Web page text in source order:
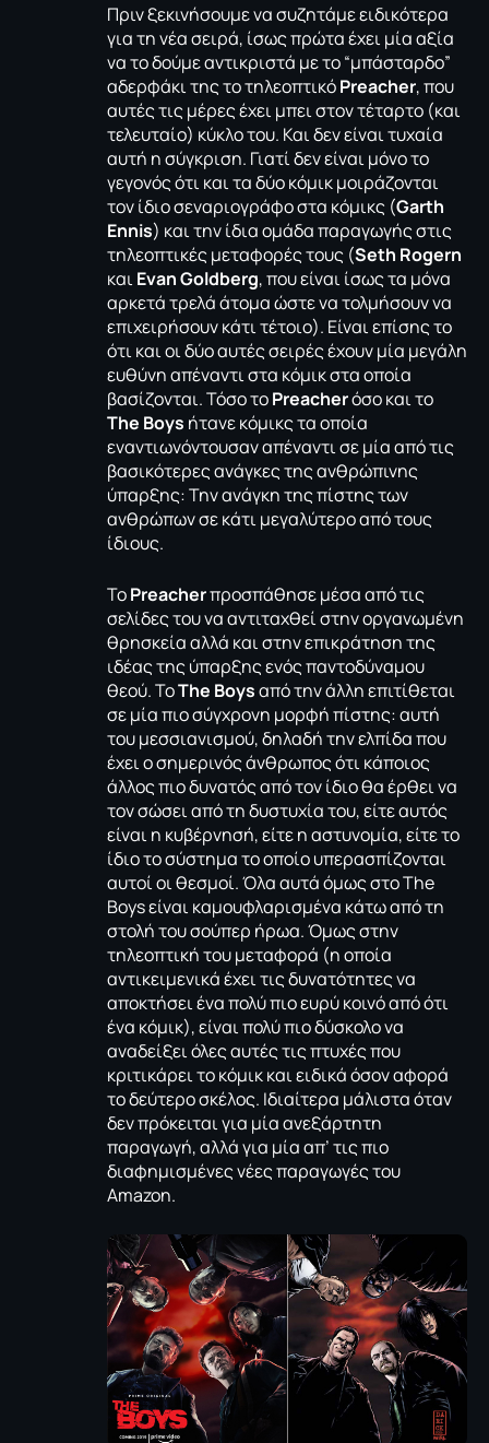
Πριν ξεκινήσουμε να συζητάμε ειδικότερα
για τη νέα σειρά, ίσως πρώτα έχει μία αξία
να το δούμε αντικριστά με το “μπάσταρδο”
αδερφάκι της τοτηλεοπτικόPreacher, που
αυτές τις μέρες έχει μπει στον τέταρτο (και
τελευταίο) κύκλο του. Και δεν είναι τυχαία
αυτή η σύγκριση. Γιατί δεν είναι μόνο το
γεγονός ότι και τα δύο κόμικ μοιράζονται
τον ίδιο σεναριογράφο στα κόμικς (Garth
Ennis) και την ίδια ομάδα παραγωγής στις
τηλεοπτικές μεταφορές τους (Seth Rogern
και Evan Goldberg, που είναι ίσως τα μόνα
αρκετά τρελά άτομα ώστε να τολμήσουν να
επιχειρήσουν κάτι τέτοιο). Είναι επίσης το
ότι και οι δύο αυτές σειρές έχουν μία μεγάλη
ευθύνη απέναντι στα κόμικ στα οποία
βασίζονται. Τόσο τοPreacherόσο και το
The Boys ήτανε κόμικς τα οποία
εναντιωνόντουσαν απέναντι σε μία από τις
βασικότερες ανάγκες της ανθρώπινης
ύπαρξης: Την ανάγκη της πίστης των
ανθρώπων σε κάτι μεγαλύτερο από τους
ίδιους.
ΤοPreacherπροσπάθησε μέσα από τις
σελίδες του να αντιταχθεί στην οργανωμένη
θρησκεία αλλά και στην επικράτηση της
ιδέας της ύπαρξης ενός παντοδύναμου
θεού. ΤοThe Boysαπό την άλλη επιτίθεται
σε μία πιο σύγχρονη μορφή πίστης: αυτή
του μεσσιανισμού, δηλαδή την ελπίδα που
έχει ο σημερινός άνθρωπος ότι κάποιος
άλλος πιο δυνατός από τον ίδιο θα έρθει να
τον σώσει από τη δυστυχία του, είτε αυτός
είναι η κυβέρνησή, είτε η αστυνομία, είτε το
ίδιο το σύστημα το οποίο υπερασπίζονται
αυτοί οι θεσμοί. Όλα αυτά όμως στο The
Boys είναι καμουφλαρισμένα κάτω από τη
στολή του σούπερ ήρωα. Όμως στην
τηλεοπτική του μεταφορά (η οποία
αντικειμενικά έχει τις δυνατότητες να
αποκτήσει ένα πολύ πιο ευρύ κοινό από ότι
ένα κόμικ), είναι πολύ πιο δύσκολο να
αναδείξει όλες αυτές τις πτυχές που
κριτικάρει το κόμικ και ειδικά όσον αφορά
το δεύτερο σκέλος. Ιδιαίτερα μάλιστα όταν
δεν πρόκειται για μία ανεξάρτητη
παραγωγή, αλλά για μία απ’ τις πιο
διαφημισμένες νέες παραγωγές του
Amazon.